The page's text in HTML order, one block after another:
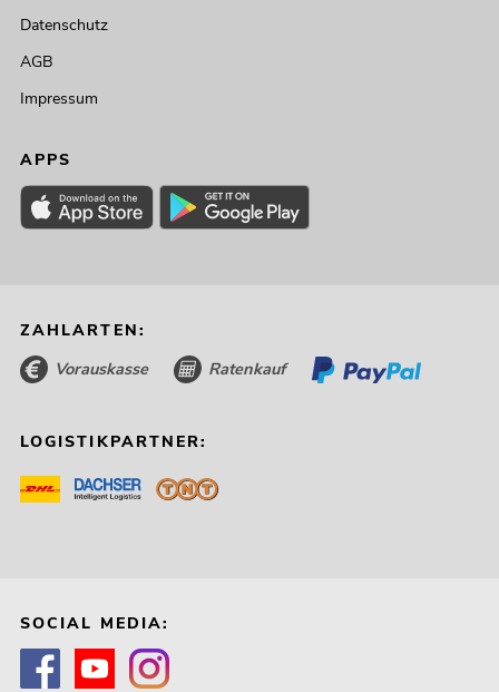
Datenschutz
AGB
Impressum
APPS
ZAHLARTEN:
Vorauskasse Ratenkauf
LOGISTIKPARTNER:
SOCIAL MEDIA: